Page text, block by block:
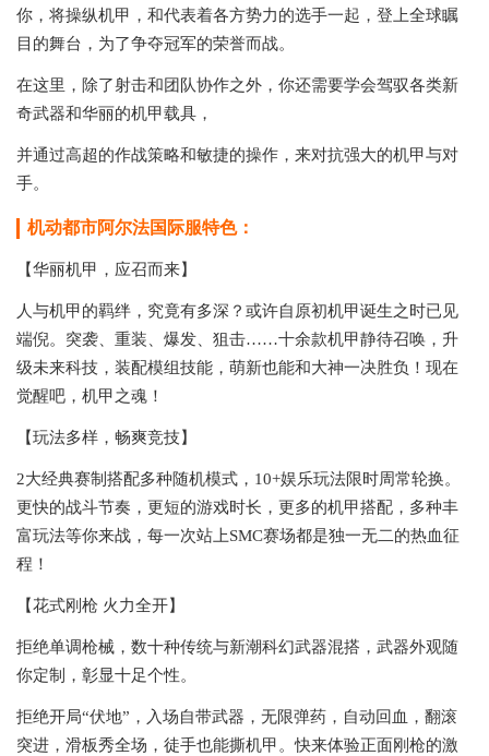
你，将操纵机甲，和代表着各方势力的选手一起，登上全球瞩
目的舞台，为了争夺冠军的荣誉而战。
在这里，除了射击和团队协作之外，你还需要学会驾驭各类新
奇武器和华丽的机甲载具，
并通过高超的作战策略和敏捷的操作，来对抗强大的机甲与对
手。
机动都市阿尔法国际服特色：
【华丽机甲，应召而来】
人与机甲的羁绊，究竟有多深？或许自原初机甲诞生之时已见
端倪。突袭、重装、爆发、狙击……十余款机甲静待召唤，升
级未来科技，装配模组技能，萌新也能和大神一决胜负！现在
觉醒吧，机甲之魂！
【玩法多样，畅爽竞技】
2大经典赛制搭配多种随机模式，10+娱乐玩法限时周常轮换。
更快的战斗节奏，更短的游戏时长，更多的机甲搭配，多种丰
富玩法等你来战，每一次站上SMC赛场都是独一无二的热血征
程！
【花式刚枪 火力全开】
拒绝单调枪械，数十种传统与新潮科幻武器混搭，武器外观随
你定制，彰显十足个性。
拒绝开局“伏地”，入场自带武器，无限弹药，自动回血，翻滚
突进，滑板秀全场，徒手也能撕机甲。快来体验正面刚枪的激